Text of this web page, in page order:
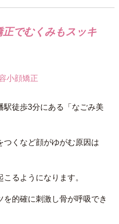
でむくみもスッキ
小顔矯正
駅徒歩3分にある「なごみ美
つくなど顔がゆがむ原因は
るようになります。
的確に刺激し骨が呼吸でき